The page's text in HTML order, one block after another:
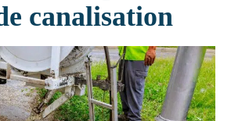
canalisation